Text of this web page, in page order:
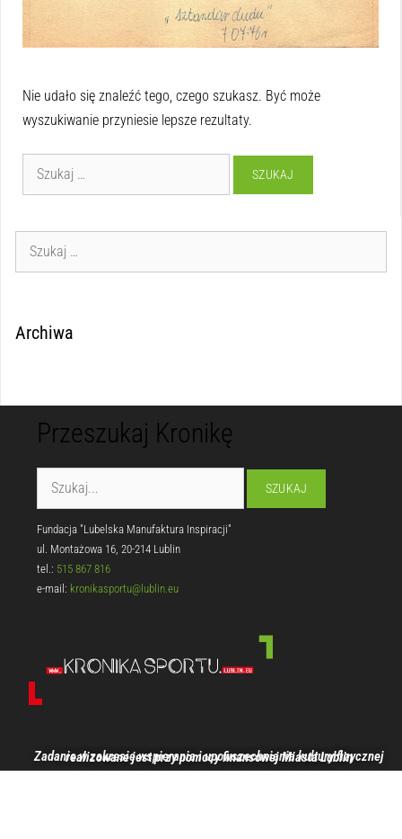
Nie udało się znaleźć tego, czego szukasz. Być może
wyszukiwanie przyniesie lepsze rezultaty.
Archiwa
Przeszukaj Kronikę
Fundacja "Lubelska Manufaktura Inspiracji"
ul. Montażowa 16, 20-214 Lublin
tel.: 515 867 816
e-mail: kronikasportu@lublin.eu
Zadanie w zakresie wspierania i upowszechniania kultury fizycznej realizowane jest przy pomocy finansowej Miasta Lublin